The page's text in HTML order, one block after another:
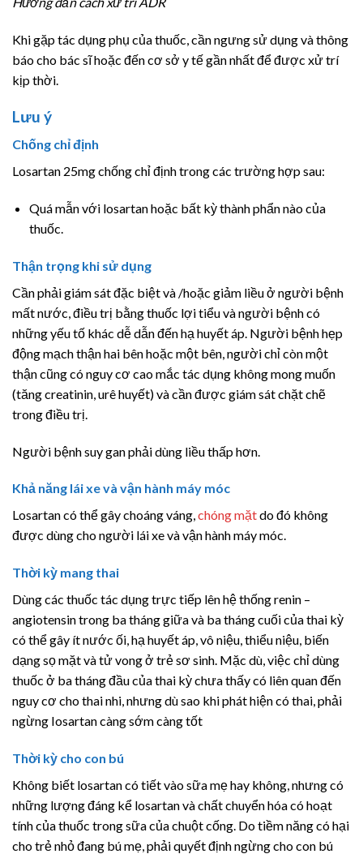
Khi gặp tác dụng phụ của thuốc, cần ngưng sử dụng và thông
báo cho bác sĩ hoặc đến cơ sở y tế gần nhất để được xử trí
kịp thời.
Lưu ý
Chống chỉ định
Losartan 25mg chống chỉ định trong các trường hợp sau:
Quá mẫn với losartan hoặc bất kỳ thành phẩn nào của
thuốc.
Thận trọng khi sử dụng
Cần phải giám sát đặc biệt và /hoặc giảm liều ở người bệnh
mất nước, điều trị bằng thuốc lợi tiểu và người bệnh có
những yếu tố khác dễ dẫn đến hạ huyết áp. Người bệnh hẹp
động mạch thận hai bên hoặc một bên, người chỉ còn một
thận cũng có nguy cơ cao mắc tác dụng không mong muốn
(tăng creatinin, urê huyết) và cần được giám sát chặt chẽ
trong điều trị.
Người bệnh suy gan phải dùng liều thấp hơn.
Khả năng lái xe và vận hành máy móc
Losartan có thể gây choáng váng,chóng mặtdo đó không
được dùng cho người lái xe và vận hành máy móc.
Thời kỳ mang thai
Dùng các thuốc tác dụng trực tiếp lên hệ thống renin –
angiotensin trong ba tháng giữa và ba tháng cuối của thai kỳ
có thể gây ít nước ối, hạ huyết áp, vô niệu, thiểu niệu, biến
dạng sọ mặt và tử vong ở trẻ sơ sinh. Mặc dù, việc chỉ dùng
thuốc ở ba tháng đầu của thai kỳ chưa thấy có liên quan đến
nguy cơ cho thai nhi, nhưng dù sao khi phát hiện có thai, phải
ngừng Iosartan càng sớm càng tốt
Thời kỳ cho con bú
Không biết losartan có tiết vào sữa mẹ hay không, nhưng có
những lượng đáng kể losartan và chất chuyển hóa có hoạt
tính của thuốc trong sữa của chuột cống. Do tiềm năng có hại
cho trẻ nhỏ đang bú mẹ, phải quyết định ngừng cho con bú